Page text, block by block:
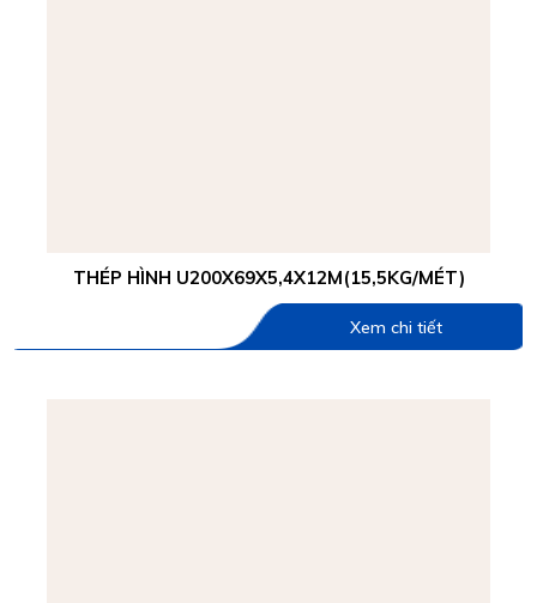
THÉP HÌNH U200X69X5,4X12M(15,5KG/MÉT)
Xem chi tiết